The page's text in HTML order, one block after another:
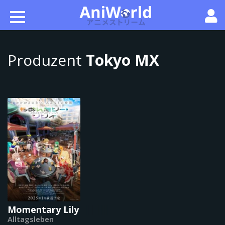
Produzent Tokyo MX
Momentary Lily
Alltagsleben